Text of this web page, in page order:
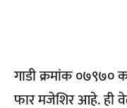
गाडी क्रमांक ०७९७०
फार मजेशिर आहे. ही